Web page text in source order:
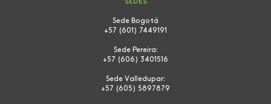
SEDES
Sede Bogotá
+57 (601) 7449191
Sede Pereira:
+57 (606) 3401516
Sede Valledupar:
+57 (605) 5897879